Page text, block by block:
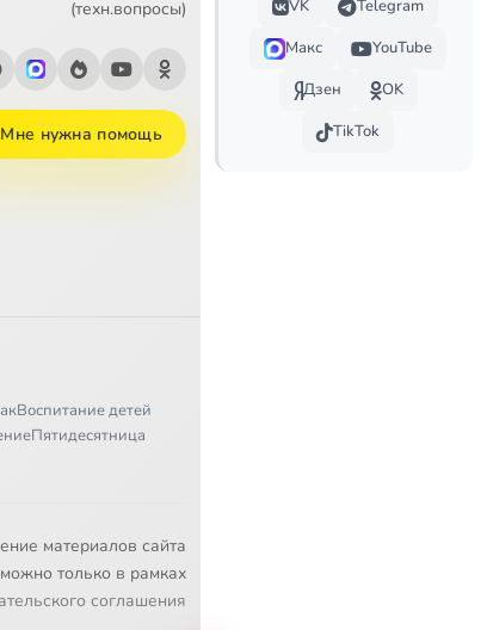
(техн.вопросы)
Мне нужна помощь
Воспитание детей
Пятидесятница
материалов сайта
только в рамках
соглашения
VK
Telegram
Макс
YouTube
Дзен
OK
TikTok